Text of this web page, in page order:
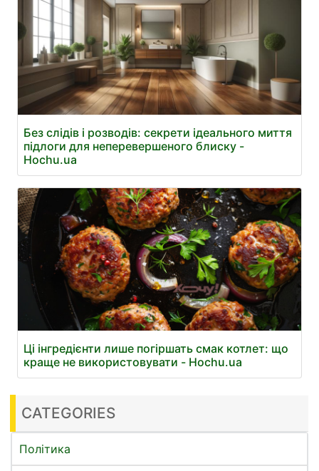
Без слідів і розводів: секрети ідеального миття
підлоги для неперевершеного блиску -
Hochu.ua
Ці інгредієнти лише погіршать смак котлет: що
краще не використовувати - Hochu.ua
CATEGORIES
Політика